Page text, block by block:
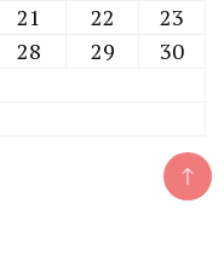
21 22
23
28 29
30